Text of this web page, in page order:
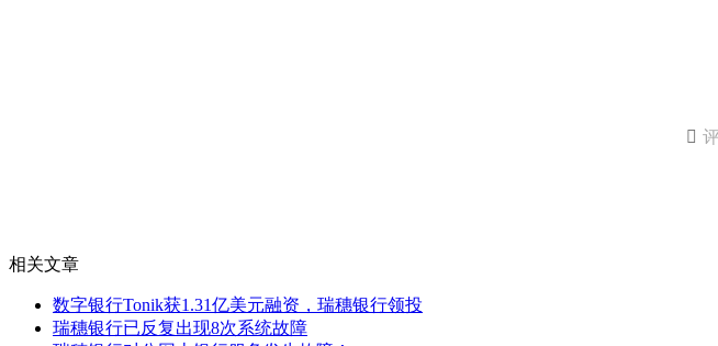

相关文章
数字银行Tonik获1.31亿美元融资，瑞穗银行领投
瑞穗银行已反复出现8次系统故障